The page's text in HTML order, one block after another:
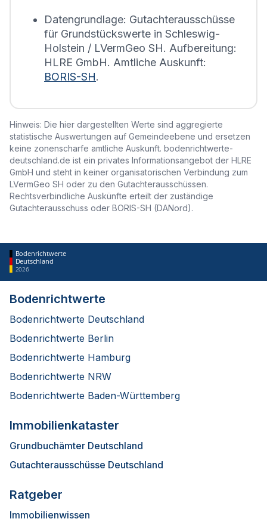
Datengrundlage: Gutachterausschüsse
für Grundstückswerte in Schleswig-
Holstein / LVermGeo SH. Aufbereitung:
HLRE GmbH. Amtliche Auskunft:
BORIS-SH.
Hinweis: Die hier dargestellten Werte sind aggregierte
statistische Auswertungen auf Gemeindeebene und ersetzen
keine zonenscharfe amtliche Auskunft. bodenrichtwerte-
deutschland.de ist ein privates Informationsangebot der HLRE
GmbH und steht in keiner organisatorischen Verbindung zum
LVermGeo SH oder zu den Gutachterausschüssen.
Rechtsverbindliche Auskünfte erteilt der zuständige
Gutachterausschuss oder BORIS-SH (DANord).
Bodenrichtwerte
Deutschland
2026
Bodenrichtwerte
Bodenrichtwerte Deutschland
Bodenrichtwerte Berlin
Bodenrichtwerte Hamburg
Bodenrichtwerte NRW
Bodenrichtwerte Baden-Württemberg
Immobilienkataster
Grundbuchämter Deutschland
Gutachterausschüsse Deutschland
Ratgeber
Immobilienwissen